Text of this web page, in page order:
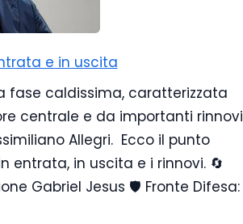
e in uscita
fase caldissima, caratterizzata
centrale e da importanti rinnovi
Allegri. Ecco il punto
in uscita e i rinnovi. 🔄
Gabriel Jesus 🛡️ Fronte Difesa: